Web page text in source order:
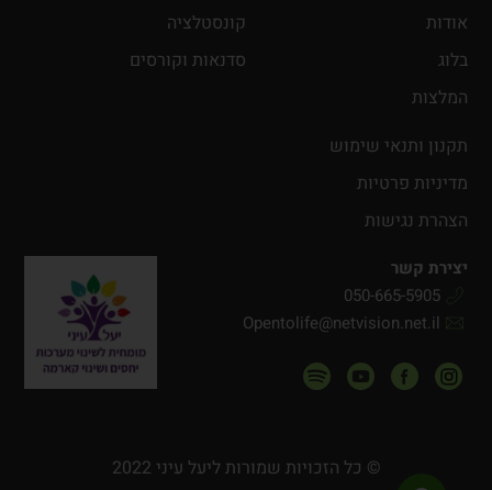
אודות
בלוג
המלצות
קונסטלציה
סדנאות וקורסים
תקנון ותנאי שימוש
מדיניות פרטיות
הצהרת נגישות
יצירת קשר
050-665-5905
Opentolife@netvision.net.il
© כל הזכויות שמורות ליעל עיני 2022